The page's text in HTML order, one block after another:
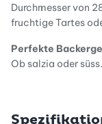
Durchmesser von
fruchtige Tartes
Perfekte
Ob salzig oder